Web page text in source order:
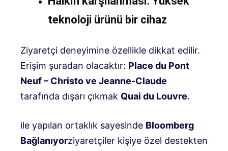
teknoloji ürünü bir cihaz
Ziyaretçi deneyimine özellikle dikkat edilir.
Erişim şuradan olacaktır: Place du Pont
Neuf – Christo ve Jeanne-Claude
tarafında dışarı çıkmak Quai du Louvre.
ile yapılan ortaklık sayesinde Bloomberg
Bağlanıyorziyaretçiler kişiye özel destekten